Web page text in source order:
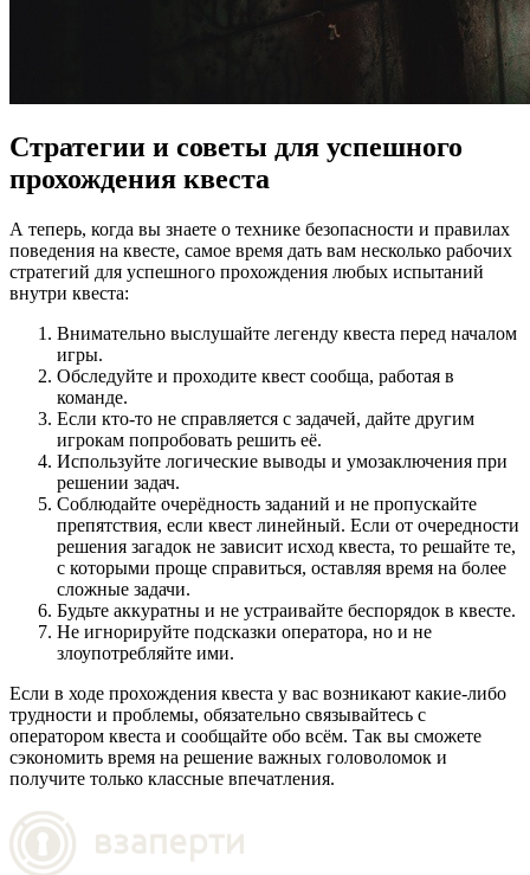
Стратегии и советы для успешного
прохождения квеста
А теперь, когда вы знаете о технике безопасности и правилах
поведения на квесте, самое время дать вам несколько рабочих
стратегий для успешного прохождения любых испытаний
внутри квеста:
Внимательно выслушайте легенду квеста перед началом
игры.
Обследуйте и проходите квест сообща, работая в
команде.
Если кто-то не справляется с задачей, дайте другим
игрокам попробовать решить её.
Используйте логические выводы и умозаключения при
решении задач.
Соблюдайте очерёдность заданий и не пропускайте
препятствия, если квест линейный. Если от очередности
решения загадок не зависит исход квеста, то решайте те,
с которыми проще справиться, оставляя время на более
сложные задачи.
Будьте аккуратны и не устраивайте беспорядок в квесте.
Не игнорируйте подсказки оператора, но и не
злоупотребляйте ими.
Если в ходе прохождения квеста у вас возникают какие-либо
трудности и проблемы, обязательно связывайтесь с
оператором квеста и сообщайте обо всём. Так вы сможете
сэкономить время на решение важных головоломок и
получите только классные впечатления.